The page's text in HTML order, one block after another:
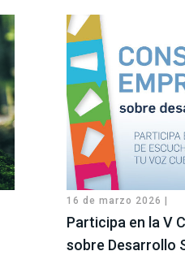
16 de marzo 2026 |
Participa en la V
sobre Desarrollo